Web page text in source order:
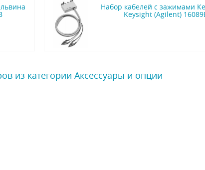
Набор кабелей с зажимами
Keysight (Agilent)
из категории Аксессуары и опции